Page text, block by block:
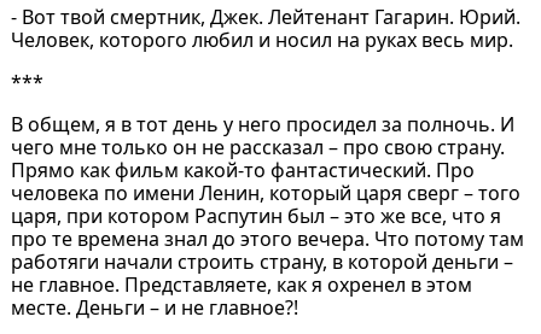
- Вот твой смертник, Джек. Лейтенант Гагарин. Юрий.
Человек, которого любил и носил на руках весь мир.
***
В общем, я в тот день у него просидел за полночь. И
чего мне только он не рассказал – про свою страну.
Прямо как фильм какой-то фантастический. Про
человека по имени Ленин, который царя сверг – того
царя, при котором Распутин был – это же все, что я
про те времена знал до этого вечера. Что потому там
работяги начали строить страну, в которой деньги –
не главное. Представляете, как я охренел в этом
месте. Деньги – и не главное?!